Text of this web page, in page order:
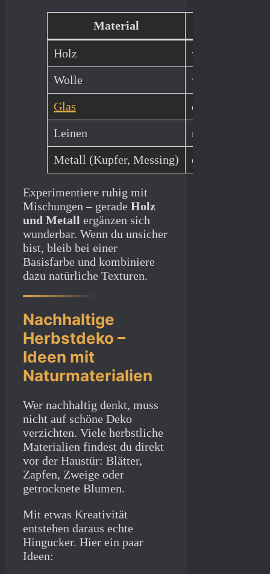
Material
Holz
warm, natürlich
Wolle
weich,
Glas
elegant, leicht
Leinen
rustikal, neutral
Metall (Kupfer, Messing)
edel, warm
Experimentiere ruhig mit
Mischungen – gerade Holz
und Metall ergänzen sich
wunderbar. Wenn du unsicher
bist, bleib bei einer
Basisfarbe und kombiniere
dazu natürliche Texturen.
Nachhaltige
Herbstdeko –
Ideen mit
Naturmaterialien
Wer nachhaltig denkt, muss
nicht auf schöne Deko
verzichten. Viele herbstliche
Materialien findest du direkt
vor der Haustür: Blätter,
Zapfen, Zweige oder
getrocknete Blumen.
Mit etwas Kreativität
entstehen daraus echte
Hingucker. Hier ein paar
Ideen: